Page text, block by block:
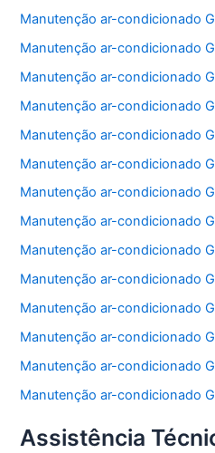
Manutenção ar-condicionado
Manutenção ar-condicionado
Manutenção ar-condicionado
Manutenção ar-condicionado
Manutenção ar-condicionado
Manutenção ar-condicionado
Manutenção ar-condicionado
Manutenção ar-condicionado
Manutenção ar-condicionado
Manutenção ar-condicionado
Manutenção ar-condicionado
Manutenção ar-condicionado
Manutenção ar-condicionado
Manutenção ar-condicionado
Assistência